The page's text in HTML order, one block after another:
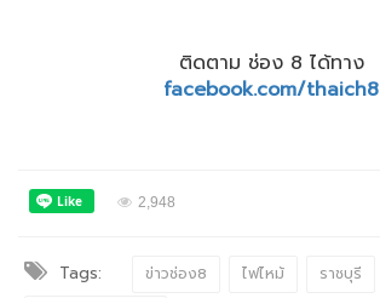
ติดตาม ช่อง 8 ได้ทาง
facebook.com/thaich8
2,948
Tags: ข่าวช่อง8 ไฟไหม้ ราชบุรี